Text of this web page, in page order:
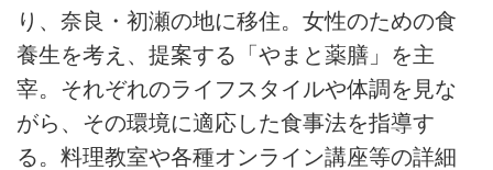
り、奈良・初瀬の地に移住。女性のための食
養生を考え、提案する「やまと薬膳」を主
宰。それぞれのライフスタイルや体調を見な
がら、その環境に適応した食事法を指導す
る。料理教室や各種オンライン講座等の詳細